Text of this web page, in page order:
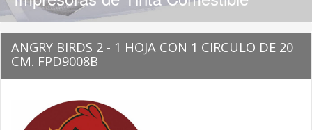
ANGRY BIRDS 2 - 1 HOJA CON 1 CIRCULO DE 20
CM. FPD9008B